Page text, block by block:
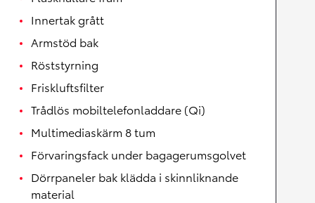
Innertak grått
Armstöd bak
Röststyrning
Friskluftsfilter
Trådlös mobiltelefonladdare (Qi)
Multimediaskärm 8 tum
Förvaringsfack under bagagerumsgolvet
Dörrpaneler bak klädda i skinnliknande
material